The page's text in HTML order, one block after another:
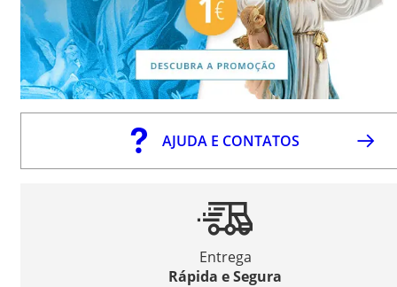
AJUDA E CONTATOS
Entrega
Rápida e Segura